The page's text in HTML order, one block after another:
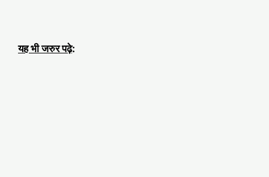
यह भी जरुर पढ़े: